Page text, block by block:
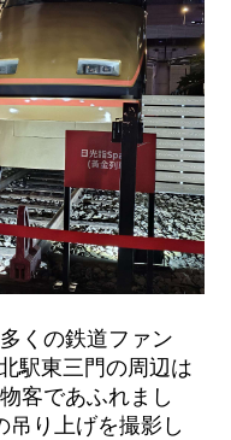
くの鉄道ファン
駅東三門の周辺は
客であふれまし
吊り上げを撮影し